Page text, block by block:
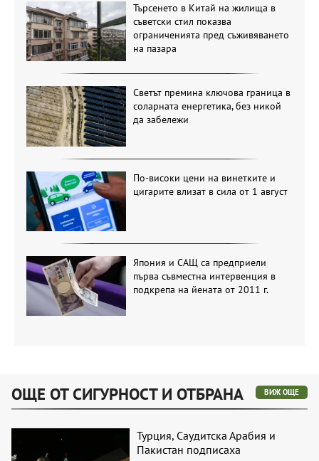
Търсенето в Китай на жилища в
съветски стил показва
ограниченията пред съживяването
на пазара
Светът премина ключова граница в
соларната енергетика, без никой
да забележи
По-високи цени на винетките и
цигарите влизат в сила от 1 август
Япония и САЩ са предприели
първа съвместна интервенция в
подкрепа на йената от 2011 г.
ОЩЕ ОТ СИГУРНОСТ И ОТБРАНА ВИЖ ОЩЕ
Турция, Саудитска Арабия и
Пакистан подписаха